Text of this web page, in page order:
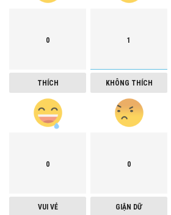
0
THÍCH
1
KHÔNG THÍCH
0
VUI VẺ
0
GIẬN DỮ